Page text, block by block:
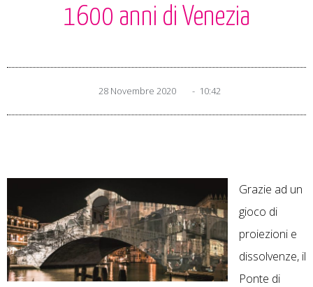
1600 anni di Venezia
28 Novembre 2020 - 10:42
Grazie ad un
gioco di
proiezioni e
dissolvenze, il
Ponte di